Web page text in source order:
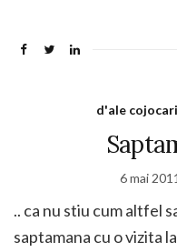
d'ale
6 mai 2011
.. ca nu stiu cum altfel
saptamana cu o vizita